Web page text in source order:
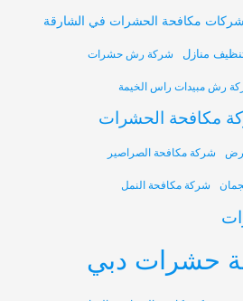
شركات مكافحة الحشرات في الشارقة
منازل شركة رش حشرات
رش مبيدات راس الخيمة
مكافحة الحشرات
شركة مكافحة الصراصير
شركة مكافحة النمل
حشرات دبي